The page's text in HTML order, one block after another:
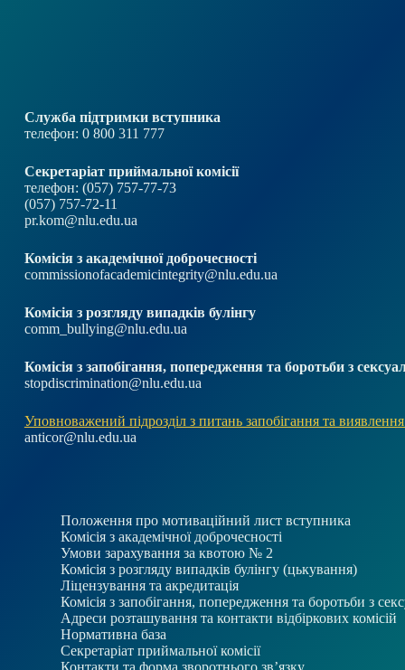
Служба підтримки вступника
телефон: 0 800 311 777
Секретаріат приймальної комісії
телефон: (057) 757-77-73
(057) 757-72-11
pr.kom@nlu.edu.ua
Комісія з академічної доброчесності
commissionofacademicintegrity@nlu.edu.ua
Комісія з розгляду випадків булінгу
comm_bullying@nlu.edu.ua
Комісія з запобігання, попередження та боротьби з
stopdiscrimination@nlu.edu.ua
Уповноважений підрозділ з питань запобігання та виявлення
anticor@nlu.edu.ua
Положення про мотиваційний лист вступника
Комісія з академічної доброчесності
Умови зарахування за квотою № 2
Комісія з розгляду випадків булінгу (цькування)
Ліцензування та акредитація
Комісія з запобігання, попередження та боротьби з
Адреси розташування та контакти відбіркових комісій
Нормативна база
Секретаріат приймальної комісії
Контакти та форма зворотнього зв’язку